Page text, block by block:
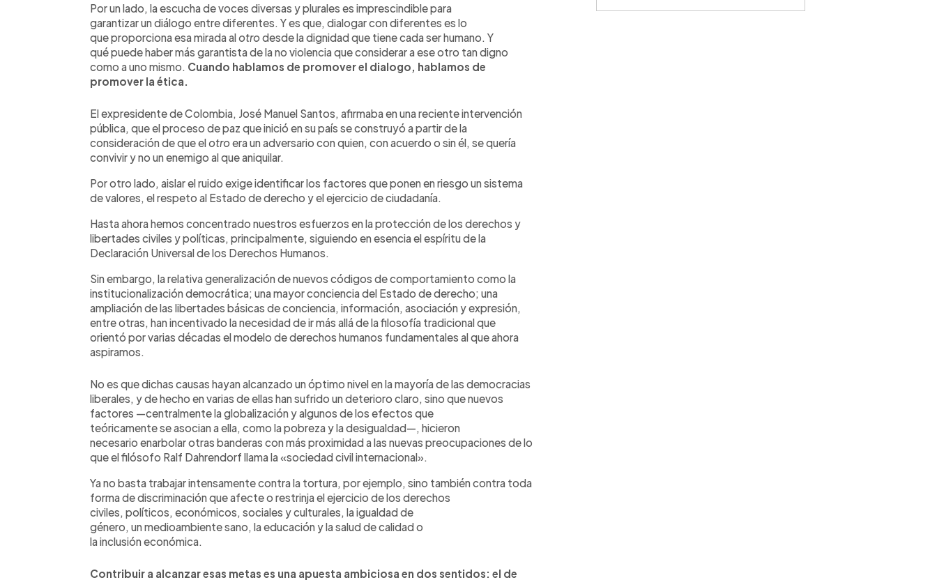
Por un lado, la escucha de voces diversas y plurales es imprescindible para
garantizar un diálogo entre diferentes. Y es que, dialogar con diferentes es lo
que proporciona esa mirada alotrodesde la dignidad que tiene cada ser humano. Y
qué puede haber más garantista de la no violencia que considerar a ese otro tan digno
como a uno mismo. Cuando hablamos de promover el dialogo, hablamos de
promover la ética.
El expresidente de Colombia, José Manuel Santos, afirmaba en una reciente intervención
pública, que el proceso de paz que inició en su país se construyó a partir de la
consideración de que elotroera un adversario con quien, con acuerdo o sin él, se quería
convivir y no un enemigo al que aniquilar.
Por otro lado, aislar el ruido exige identificar los factores que ponen en riesgo un sistema
de valores, el respeto al Estado de derecho y el ejercicio de ciudadanía.
Hasta ahora hemos concentrado nuestros esfuerzos en la protección de los derechos y
libertades civiles y políticas, principalmente, siguiendo en esencia el espíritu de la
Declaración Universal de los Derechos Humanos.
Sin embargo, la relativa generalización de nuevos códigos de comportamiento como la
institucionalización democrática; una mayor conciencia del Estado de derecho; una
ampliación de las libertades básicas de conciencia, información, asociación y expresión,
entre otras, han incentivado la necesidad de ir más allá de la filosofía tradicional que
orientó por varias décadas el modelo de derechos humanos fundamentales al que ahora
aspiramos.
No es que dichas causas hayan alcanzado un óptimo nivel en la mayoría de las democracias
liberales, y de hecho en varias de ellas han sufrido un deterioro claro, sino que nuevos
factores —centralmente la globalización y algunos de los efectos que
teóricamente se asocian a ella, como la pobreza y la desigualdad—, hicieron
necesario enarbolar otras banderas con más proximidad a las nuevas preocupaciones de lo
que el filósofo Ralf Dahrendorf llama la «sociedad civil internacional».
Ya no basta trabajar intensamente contra la tortura, por ejemplo, sino también contra toda
forma de discriminación que afecte o restrinja el ejercicio de los derechos
civiles, políticos, económicos, sociales y culturales, la igualdad de
género, un medioambiente sano, la educación y la salud de calidad o
la inclusión económica.
Contribuir a alcanzar esas metas es una apuesta ambiciosa en dos sentidos: el de